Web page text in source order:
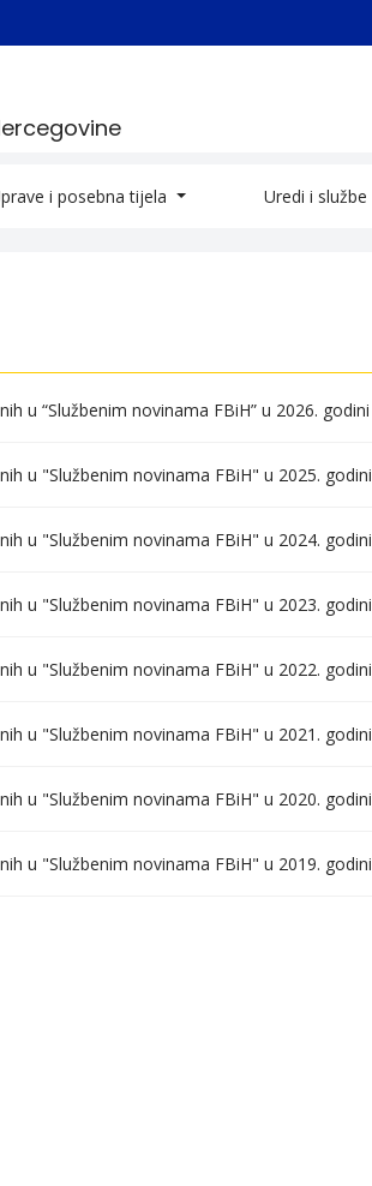
i posebna tijela Uredi i službe
u “Službenim novinama FBiH” u 2026. godini
u "Službenim novinama FBiH" u 2025. godini
u "Službenim novinama FBiH" u 2024. godini
u "Službenim novinama FBiH" u 2023. godini
u "Službenim novinama FBiH" u 2022. godini
u "Službenim novinama FBiH" u 2021. godini
u "Službenim novinama FBiH" u 2020. godini
u "Službenim novinama FBiH" u 2019. godini